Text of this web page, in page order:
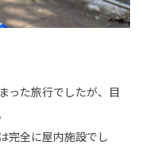
った旅行でしたが、目
完全に屋内施設でし